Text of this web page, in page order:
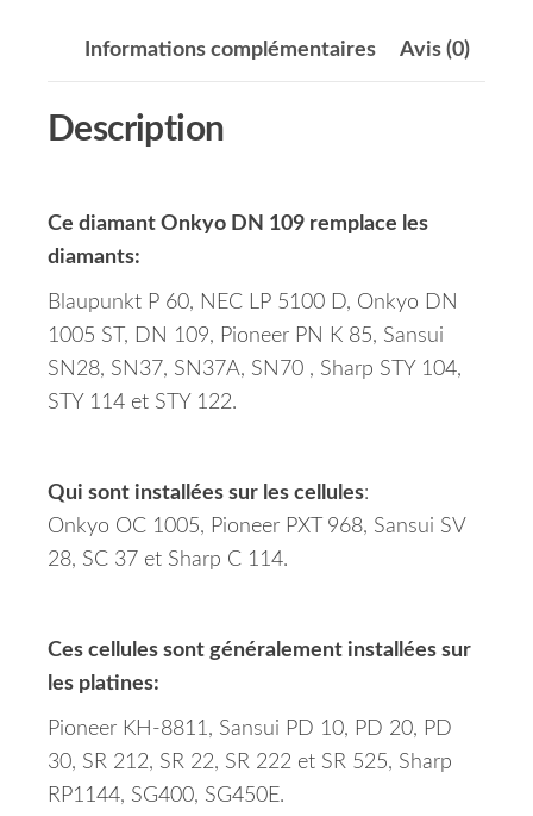
Informations complémentaires Avis (0)
Description
Ce diamant Onkyo DN 109 remplace les
diamants:
Blaupunkt P 60, NEC LP 5100 D, Onkyo DN
1005 ST, DN 109, Pioneer PN K 85, Sansui
SN28, SN37, SN37A, SN70 , Sharp STY 104,
STY 114 et STY 122.
Qui sont installées sur les cellules:
Onkyo OC 1005, Pioneer PXT 968, Sansui SV
28, SC 37 et Sharp C 114.
Ces cellules sont généralement installées sur
les platines:
Pioneer KH-8811, Sansui PD 10, PD 20, PD
30, SR 212, SR 22, SR 222 et SR 525, Sharp
RP1144, SG400, SG450E.